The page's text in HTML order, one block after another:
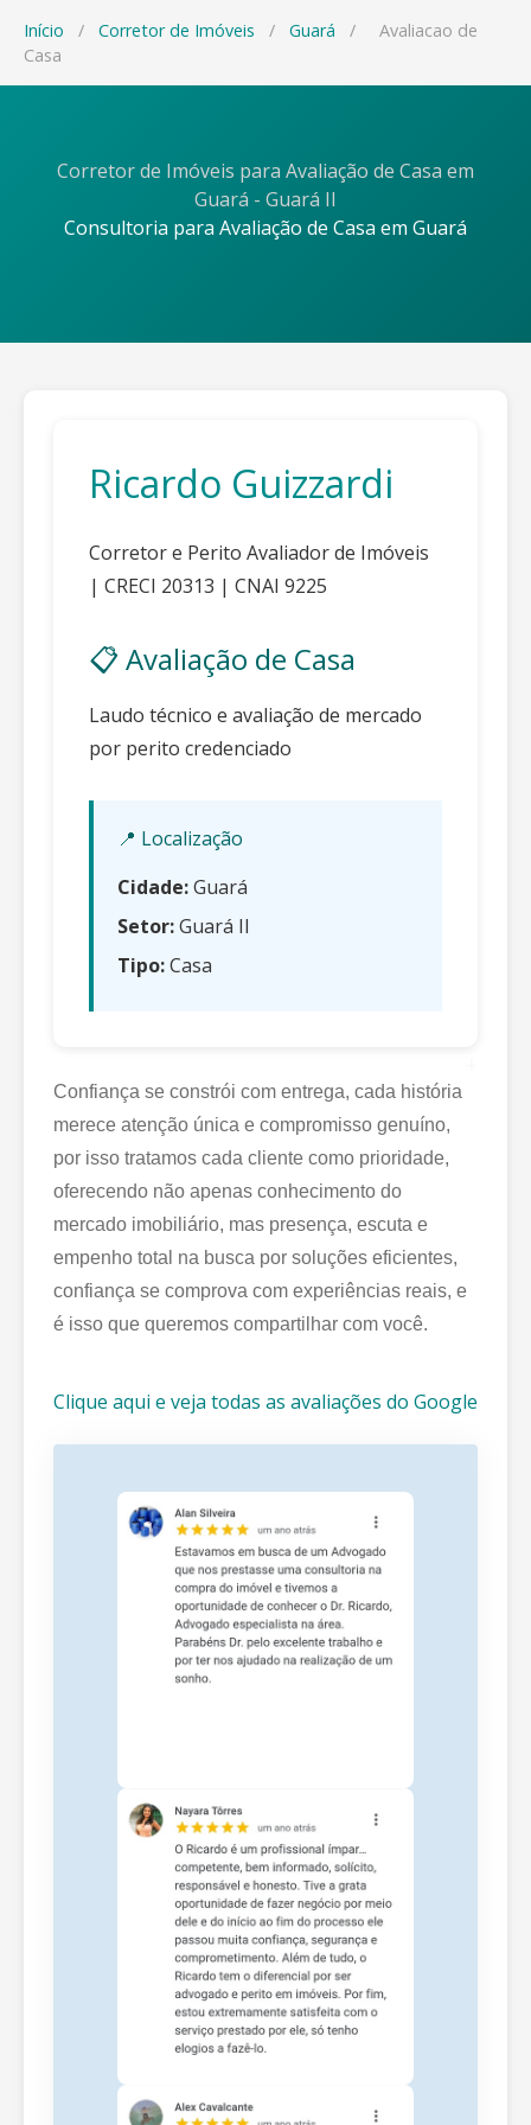
Início / Corretor de Imóveis / Guará /
Avaliacao de
Casa
Corretor de Imóveis para Avaliação de Casa em
Guará - Guará II
Consultoria para Avaliação de Casa em Guará
Ricardo Guizzardi
Corretor e Perito Avaliador de Imóveis
| CRECI 20313 | CNAI 9225
📋 Avaliação de Casa
Laudo técnico e avaliação de mercado
por perito credenciado
📍 Localização
Cidade:Guará
Setor:Guará II
Tipo:Casa
Confiança se constrói com entrega, cada história
merece atenção única e compromisso genuíno,
por isso tratamos cada cliente como prioridade,
oferecendo não apenas conhecimento do
mercado imobiliário, mas presença, escuta e
empenho total na busca por soluções eficientes,
confiança se comprova com experiências reais, e
é isso que queremos compartilhar com você.
Clique aqui e veja todas as avaliações do Google